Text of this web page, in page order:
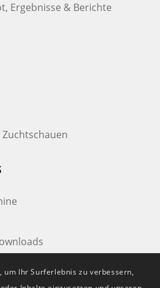
Ergebnisse & Berichte
um Ihr Surferlebnis zu verbessern,